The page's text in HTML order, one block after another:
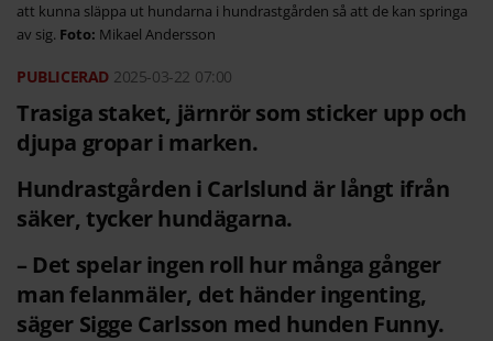
att kunna släppa ut hundarna i hundrastgården så att de kan springa
av sig.
Mikael Andersson
2025-03-22 07:00
Trasiga staket, järnrör som sticker upp och
djupa gropar i marken.
Hundrastgården i Carlslund är långt ifrån
säker, tycker hundägarna.
– Det spelar ingen roll hur många gånger
man felanmäler, det händer ingenting,
säger Sigge Carlsson med hunden Funny.